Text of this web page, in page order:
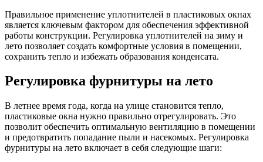
Правильное применение уплотнителей в пластиковых окнах
является ключевым фактором для обеспечения эффективной
работы конструкции. Регулировка уплотнителей на зиму и
лето позволяет создать комфортные условия в помещении,
сохранить тепло и избежать образования конденсата.
Регулировка фурнитуры на лето
В летнее время года, когда на улице становится тепло,
пластиковые окна нужно правильно отрегулировать. Это
позволит обеспечить оптимальную вентиляцию в помещении
и предотвратить попадание пыли и насекомых. Регулировка
фурнитуры на лето включает в себя следующие шаги: